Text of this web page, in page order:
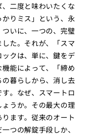
二度と味わいたくな
りミス」という、永
いに、一つの、完璧
た。それが、「スマ
クは、単に、鍵をデ
能によって、「締め
暮らしから、消し去
。なぜ、スマートロ
うか。その最大の理
ます。従来のオート
つの解錠手段しか、